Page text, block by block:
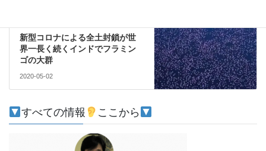
新型コロナによる全土封鎖が世
界一長く続くインドでフラミン
ゴの大群
2020-05-02
すべての情報 ここから